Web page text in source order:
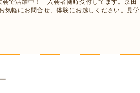
で活躍中！ 入会者随時受付してます。京田
軽にお問合せ、体験にお越しください。見学